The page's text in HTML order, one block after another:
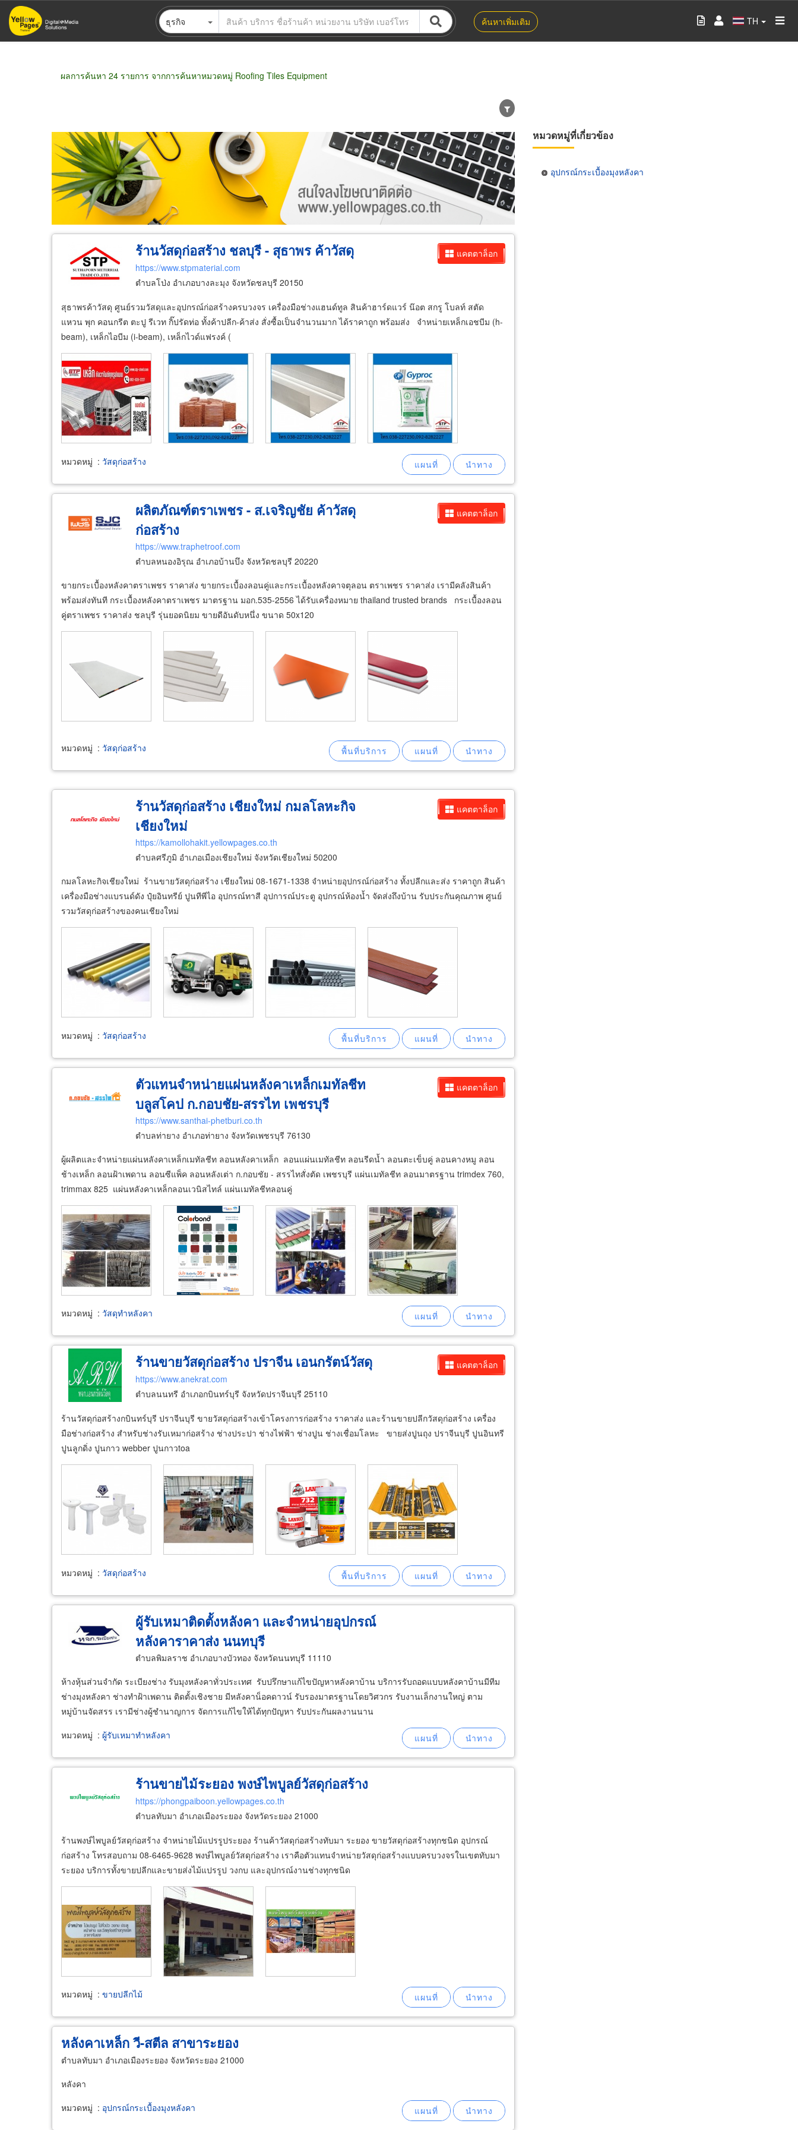
ข้าม
ไป
ธุรกิจ ค้นหาเพิ่มเติม TH
ผลการค้นหา 24 รายการ จากการค้นหาหมวดหมู่ Roofing Tiles Equipment
ขายส่ง ขายปลีก ผู้ผลิต ตัวแทนจัดจำหน่าย ผู้ส่งออก/นำเข้า ธุรกิจบริการ
แคตตาล็อก
ร้านวัสดุก่อสร้าง ชลบุรี - สุธาพร ค้าวัสดุ
https://www.stpmaterial.com
ตำบลโป่ง อำเภอบางละมุง จังหวัดชลบุรี 20150
สุธาพรค้าวัสดุ ศูนย์รวมวัสดุและอุปกรณ์ก่อสร้างครบวงจร เครื่องมือช่างแฮนด์ทูล สินค้าฮาร์ดแวร์ น๊อต สกรู โบลท์ สตัด
แหวน พุก คอนกรีต ตะปู รีเวท กิ๊ปรัดท่อ ทั้งค้าปลีก-ค้าส่ง สั่งซื้อเป็นจำนวนมาก ได้ราคาถูก พร้อมส่ง จำหน่ายเหล็กเอชบีม (h-
beam), เหล็กไอบีม (i-beam), เหล็กไวด์แฟรงค์ (
หมวดหมู่ : วัสดุก่อสร้าง
แคตตาล็อก
ผลิตภัณฑ์ตราเพชร - ส.เจริญชัย ค้าวัสดุ
ก่อสร้าง
https://www.traphetroof.com
ตำบลหนองอิรุณ อำเภอบ้านบึง จังหวัดชลบุรี 20220
ขายกระเบื้องหลังคาตราเพชร ราคาส่ง ขายกระเบื้องลอนคู่และกระเบื้องหลังคาจตุลอน ตราเพชร ราคาส่ง เรามีคลังสินค้า
พร้อมส่งทันที กระเบื้องหลังคาตราเพชร มาตรฐาน มอก.535-2556 ได้รับเครื่องหมาย thailand trusted brands กระเบื้องลอน
คู่ตราเพชร ราคาส่ง ชลบุรี รุ่นยอดนิยม ขายดีอันดับหนึ่ง ขนาด 50x120
หมวดหมู่ : วัสดุก่อสร้าง
แคตตาล็อก
ร้านวัสดุก่อสร้าง เชียงใหม่ กมลโลหะกิจ
เชียงใหม่
https://kamollohakit.yellowpages.co.th
ตำบลศรีภูมิ อำเภอเมืองเชียงใหม่ จังหวัดเชียงใหม่ 50200
กมลโลหะกิจเชียงใหม่ ร้านขายวัสดุก่อสร้าง เชียงใหม่ 08-1671-1338 จำหน่ายอุปกรณ์ก่อสร้าง ทั้งปลีกและส่ง ราคาถูก สินค้า
เครื่องมือช่างแบรนด์ดัง ปุ๋ยอินทรีย์ ปูนทีพีไอ อุปกรณ์ทาสี อุปการณ์ประตู อุปกรณ์ห้องน้ำ จัดส่งถึงบ้าน รับประกันคุณภาพ ศูนย์
รวมวัสดุก่อสร้างของคนเชียงใหม่
หมวดหมู่ : วัสดุก่อสร้าง
แคตตาล็อก
ตัวแทนจำหน่ายแผ่นหลังคาเหล็กเมทัลชีท
บลูสโคป ก.กอบชัย-สรรไท เพชรบุรี
https://www.santhai-phetburi.co.th
ตำบลท่ายาง อำเภอท่ายาง จังหวัดเพชรบุรี 76130
​ผู้ผลิตและจำหน่ายแผ่นหลังคาเหล็กเมทัลชีท ลอนหลังคาเหล็ก ลอนแผ่นเมทัลชีท ลอนรีดน้ำ ลอนตะเข็บคู่ ลอนคางหมู ลอน
ช้างเหล็ก ลอนฝ้าเพดาน ลอนซีแพ็ค ลอนหลังเต่า ก.กอบชัย - สรรไทสั่งตัด เพชรบุรี แผ่นเมทัลชีท ลอนมาตรฐาน trimdex 760,
trimmax 825 แผ่นหลังคาเหล็กลอนเวนิสไทล์ แผ่นเมทัลชีทลอนคู่
หมวดหมู่ : วัสดุทำหลังคา
แคตตาล็อก
ร้านขายวัสดุก่อสร้าง ปราจีน เอนกรัตน์วัสดุ
https://www.anekrat.com
ตำบลนนทรี อำเภอกบินทร์บุรี จังหวัดปราจีนบุรี 25110
ร้านวัสดุก่อสร้างกบินทร์บุรี ปราจีนบุรี ขายวัสดุก่อสร้างเข้าโครงการก่อสร้าง ราคาส่ง และร้านขายปลีกวัสดุก่อสร้าง เครื่อง
มือช่างก่อสร้าง สำหรับช่างรับเหมาก่อสร้าง ช่างประปา ช่างไฟฟ้า ช่างปูน ช่างเชื่อมโลหะ ​ ขายส่งปูนถุง ปราจีนบุรี ปูนอินทรี
ปูนลูกดิ่ง ปูนกาว webber ปูนกาวtoa
หมวดหมู่ : วัสดุก่อสร้าง
ผู้รับเหมาติดตั้งหลังคา และจำหน่ายอุปกรณ์
หลังคาราคาส่ง นนทบุรี
ตำบลพิมลราช อำเภอบางบัวทอง จังหวัดนนทบุรี 11110
ห้างหุ้นส่วนจำกัด ระเบียงช่าง รับมุงหลังคาทั่วประเทศ รับปรึกษาแก้ไขปัญหาหลังคาบ้าน บริการรับถอดแบบหลังคาบ้านมีทีม
ช่างมุงหลังคา ช่างทำฝ้าเพดาน ติดตั้งเชิงชาย มีหลังคาน็อคดาวน์ รับรองมาตรฐานโดยวิศวกร รับงานเล็กงานใหญ่ ตาม
หมู่บ้านจัดสรร เรามีช่างผู้ชำนาญการ จัดการแก้ไขให้ได้ทุกปัญหา รับประกันผลงานนาน
หมวดหมู่ : ผู้รับเหมาทำหลังคา
ร้านขายไม้ระยอง พงษ์ไพบูลย์วัสดุก่อสร้าง
https://phongpaiboon.yellowpages.co.th
ตำบลทับมา อำเภอเมืองระยอง จังหวัดระยอง 21000
ร้านพงษ์ไพบูลย์วัสดุก่อสร้าง จำหน่ายไม้แปรรูประยอง ร้านค้าวัสดุก่อสร้างทับมา ระยอง ขายวัสดุก่อสร้างทุกชนิด อุปกรณ์
ก่อสร้าง โทรสอบถาม 08-6465-9628 พงษ์ไพบูลย์วัสดุก่อสร้าง เราคือตัวแทนจำหน่ายวัสดุก่อสร้างแบบครบวงจรในเขตทับมา
ระยอง บริการทั้งขายปลีกและขายส่งไม้แปรรูป วงกบ และอุปกรณ์งานช่างทุกชนิด
หมวดหมู่ : ขายปลีกไม้
หลังคาเหล็ก วี-สตีล สาขาระยอง
ตำบลทับมา อำเภอเมืองระยอง จังหวัดระยอง 21000
หลังคา
หมวดหมู่ : อุปกรณ์กระเบื้องมุงหลังคา
หมวดหมู่ที่เกี่ยวข้อง
อุปกรณ์กระเบื้องมุงหลังคา